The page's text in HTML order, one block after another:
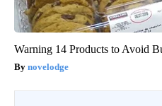
Warning 14 Products to Avoid
novelodge